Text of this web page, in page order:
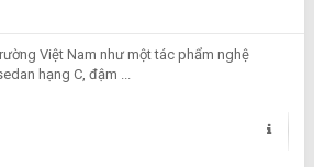
Việt Nam như một tác phẩm nghệ
hạng C, đậm ...